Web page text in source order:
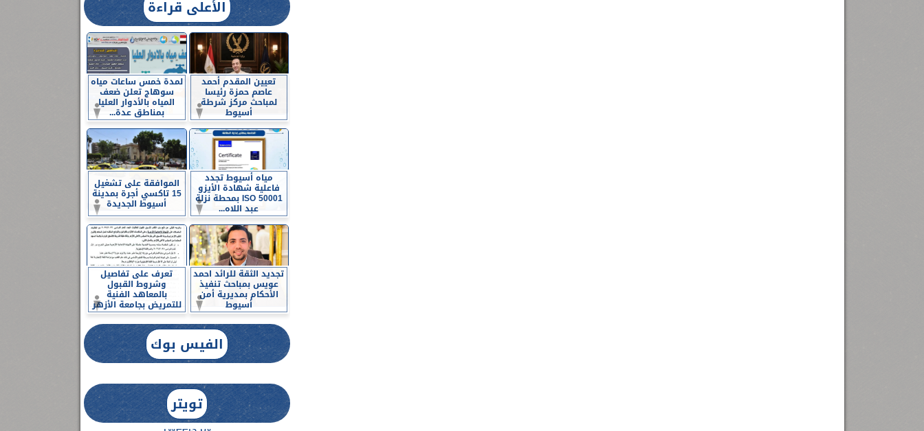
الأعلى قراءة
تعيين المقدم أحمد
عاصم حمزة رئيسا
لمباحث مركز شرطة
أسيوط
لمدة خمس ساعات مياه
سوهاج تعلن ضعف
المياه بالأدوار العليا
بمناطق عدة...
مياه أسيوط تجدد
فاعلية شهادة الأيزو
ISO 50001 بمحطة نزلة
عبد اللاه...
الموافقة على تشغيل
15 تاكسي أجرة بمدينة
أسيوط الجديدة
تجديد الثقة للرائد احمد
عويس بمباحث تنفيذ
الأحكام بمديرية أمن
أسيوط
تعرف على تفاصيل
وشروط القبول
بالمعاهد الفنية
للتمريض بجامعة الأزهر
الفيس بوك
تويتر